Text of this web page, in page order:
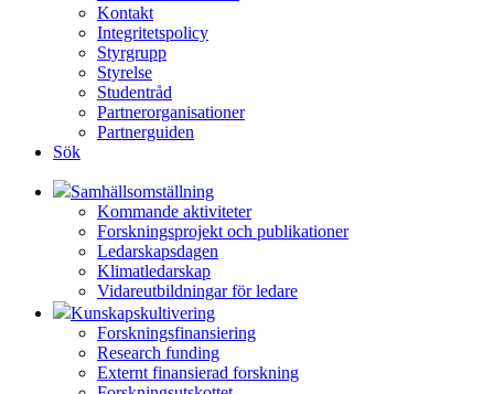
Kontakt
Integritetspolicy
Styrgrupp
Styrelse
Studentråd
Partnerorganisationer
Partnerguiden
Sök
Samhällsomställning
Kommande aktiviteter
Forskningsprojekt och publikationer
Ledarskapsdagen
Klimatledarskap
Vidareutbildningar för ledare
Kunskapskultivering
Forskningsfinansiering
Research funding
Externt finansierad forskning